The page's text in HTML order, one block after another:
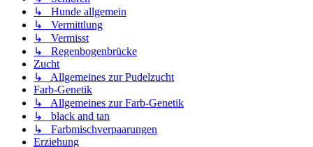
↳ Hunde allgemein
↳ Vermittlung
↳ Vermisst
↳ Regenbogenbrücke
Zucht
↳ Allgemeines zur Pudelzucht
Farb-Genetik
↳ Allgemeines zur Farb-Genetik
↳ black and tan
↳ Farbmischverpaarungen
Erziehung